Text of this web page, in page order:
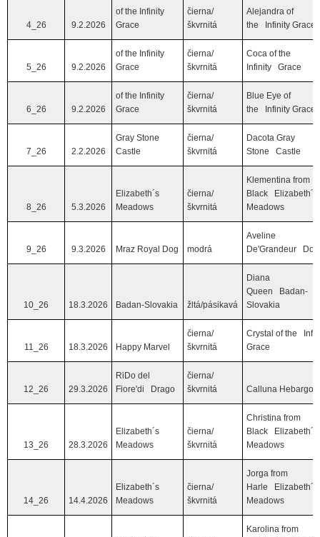
4_26 9.2.2026
of the Infinity
Grace
čierna/
škvrnitá
Alejandra of
the Infinity Grace
5_26 9.2.2026
of the Infinity
Grace
čierna/
škvrnitá
Coca of the
Infinity Grace
6_26 9.2.2026
of the Infinity
Grace
čierna/
škvrnitá
Blue Eye of
the Infinity Grace
7_26 2.2.2026
Gray Stone
Castle
čierna/
škvrnitá
Dacota Gray
Stone Castle
8_26 5.3.2026
Elizabeth´s
Meadows
čierna/
škvrnitá
Klementina from
Black Elizabeth´s
Meadows
9_26 9.3.2026 Mraz Royal Dog modrá
Aveline
De'Grandeur
10_26 18.3.2026 Badan-Slovakia žltá/pásikavá
Diana
Queen Badan-
Slovakia
11_26 18.3.2026 Happy Marvel
čierna/
škvrnitá
Crystal of the
Grace
12_26 29.3.2026
RiDo del
Fiore'di Drago
čierna/
škvrnitá
Calluna Hebargo
13_26 28.3.2026
Elizabeth´s
Meadows
čierna/
škvrnitá
Christina from
Black Elizabeth´s
Meadows
14_26 14.4.2026
Elizabeth´s
Meadows
čierna/
škvrnitá
Jorga from
Harle Elizabeth´s
Meadows
Karolina from